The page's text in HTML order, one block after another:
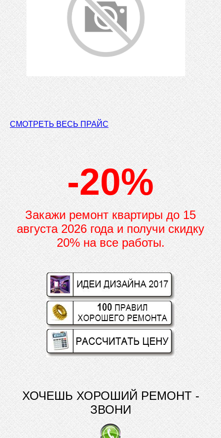
СМОТРЕТЬ ВЕСЬ ПРАЙС
-20%
Закажи ремонт квартиры до 15
августа 2026 года и получи скидку
20% на все работы.
ХОЧЕШЬ ХОРОШИЙ РЕМОНТ -
ЗВОНИ